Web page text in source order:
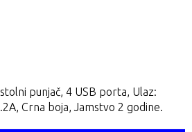
punjač, 4 USB porta, Ulaz:
Crna boja, Jamstvo 2 godine.